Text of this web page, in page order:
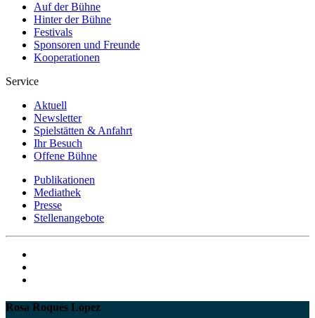
Auf der Bühne
Hinter der Bühne
Festivals
Sponsoren und Freunde
Kooperationen
Service
Aktuell
Newsletter
Spielstätten & Anfahrt
Ihr Besuch
Offene Bühne
Publikationen
Mediathek
Presse
Stellenangebote
Rosa Roqués López